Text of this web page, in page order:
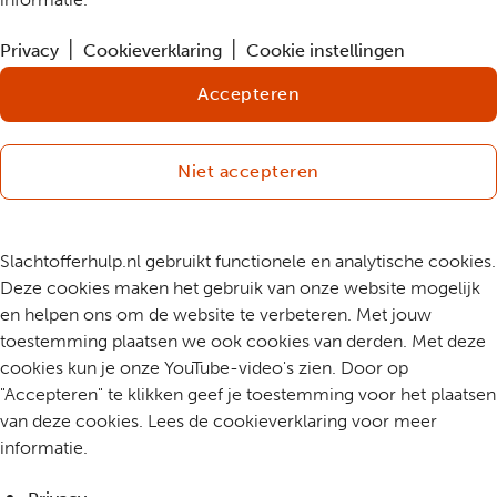
Privacy Cookieverklaring Cookie instellingen
Accepteren
Niet accepteren
Slachtofferhulp.nl gebruikt functionele en analytische cookies.
Deze cookies maken het gebruik van onze website mogelijk
en helpen ons om de website te verbeteren. Met jouw
toestemming plaatsen we ook cookies van derden. Met deze
cookies kun je onze YouTube-video's zien. Door op
"Accepteren" te klikken geef je toestemming voor het plaatsen
van deze cookies. Lees de cookieverklaring voor meer
informatie.